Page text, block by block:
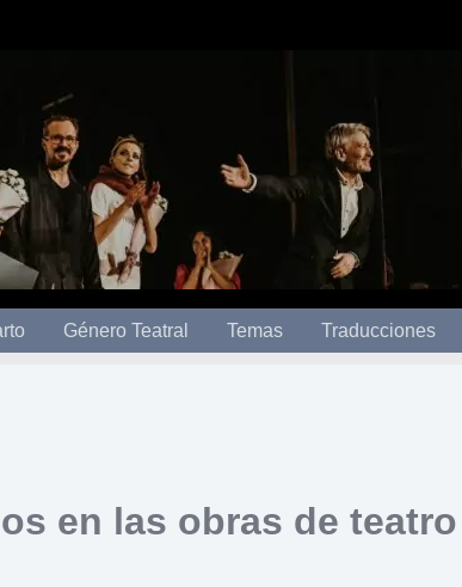
Género Teatral Temas Traducciones
en las obras de